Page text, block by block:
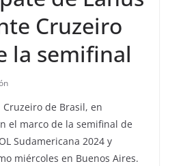
Cruzeiro
la semifinal
de Brasil, en
el marco de la semifinal de
Sudamericana 2024 y
miércoles en Buenos Aires.